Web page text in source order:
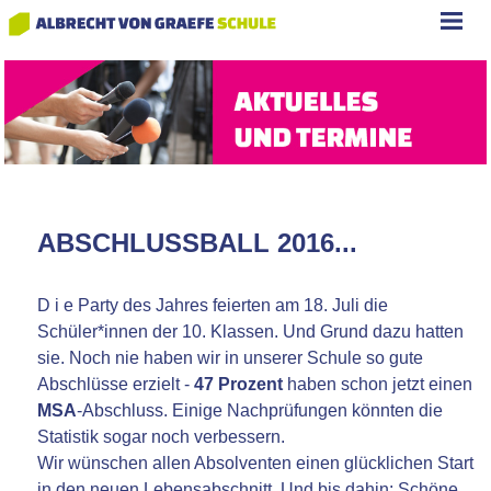
ABSCHLUSSBALL 2016...
D i e Party des Jahres feierten am 18. Juli die
Schüler*innen der 10. Klassen. Und Grund dazu hatten
sie. Noch nie haben wir in unserer Schule so gute
Abschlüsse erzielt -47 Prozent haben schon jetzt einen
MSA-Abschluss. Einige Nachprüfungen könnten die
Statistik sogar noch verbessern.
Wir wünschen allen Absolventen einen glücklichen Start